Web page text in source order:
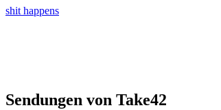
shit happens
Sendungen von Take42